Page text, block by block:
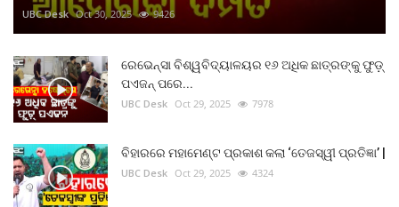
UBC Desk Oct 30, 2025 9426
ରେଭେନ୍ସା ବିଶ୍ୱବିଦ୍ୟାଳୟର ୧୬ ଅଧିକ ଛାତ୍ରଙ୍କୁ ଫୁଡ଼୍
ପଏଜନ୍ ପରେ...
UBC Desk Oct 29, 2025 7978
ବିହାରରେ ମହାମେଣ୍ଟ ପ୍ରକାଶ କଲା ‘ତେଜସ୍ୱୀ ପ୍ରତିଜ୍ଞା’ |
UBC Desk Oct 29, 2025 4324